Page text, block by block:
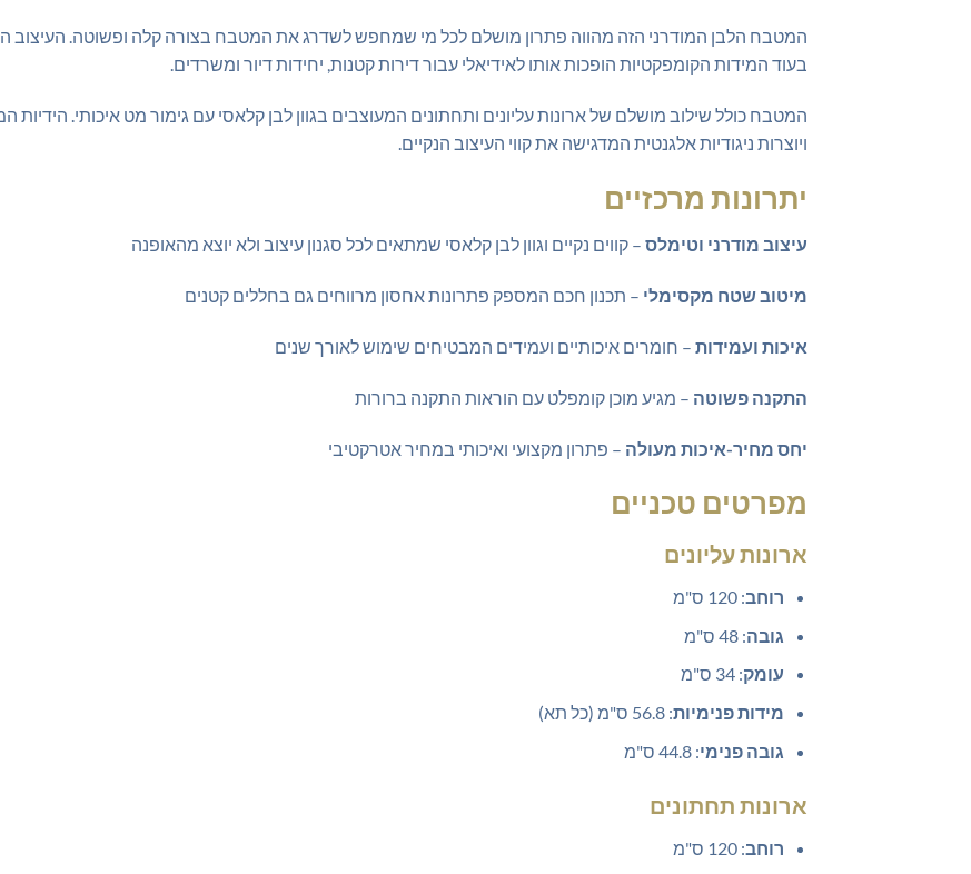
המטבח הלבן המודרני הזה מהווה פתרון מושלם לכל מי שמחפש לשדרג את המטבח בצורה קלה ופשוטה. העיצוב
בעוד המידות הקומפקטיות הופכות אותו לאידיאלי עבור דירות קטנות, יחידות דיור ומשרדים.
המטבח כולל שילוב מושלם של ארונות עליונים ותחתונים המעוצבים בגוון לבן קלאסי עם גימור מט איכותי.
ויוצרות ניגודיות אלגנטית המדגישה את קווי העיצוב הנקיים.
יתרונות מרכזיים
עיצוב מודרני וטימלס – קווים נקיים וגוון לבן קלאסי שמתאים לכל סגנון עיצוב ולא יוצא מהאופנה
מיטוב שטח מקסימלי – תכנון חכם המספק פתרונות אחסון מרווחים גם בחללים קטנים
איכות ועמידות – חומרים איכותיים ועמידים המבטיחים שימוש לאורך שנים
התקנה פשוטה – מגיע מוכן קומפלט עם הוראות התקנה ברורות
יחס מחיר-איכות מעולה – פתרון מקצועי ואיכותי במחיר אטרקטיבי
מפרטים טכניים
ארונות עליונים
רוחב: 120 ס"מ
גובה: 48 ס"מ
עומק: 34 ס"מ
מידות פנימיות: 56.8 ס"מ (כל תא)
גובה פנימי: 44.8 ס"מ
ארונות תחתונים
רוחב: 120 ס"מ